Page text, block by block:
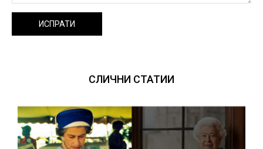
ИСПРАТИ
СЛИЧНИ СТАТИИ